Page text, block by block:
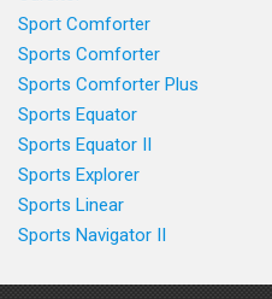
Sport Comforter
Sports Comforter
Sports Comforter Plus
Sports Equator
Sports Equator II
Sports Explorer
Sports Linear
Sports Navigator II